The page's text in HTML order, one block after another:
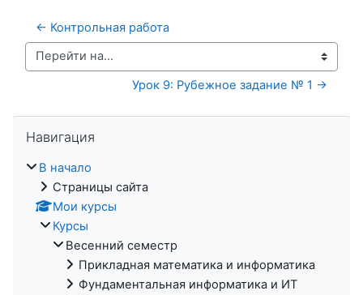
← Контрольная работа
Перейти на...
Урок 9: Рубежное задание № 1 →
Навигация
В начало
Страницы сайта
Мои курсы
Курсы
Весенний семестр
Прикладная математика и информатика
Фундаментальная информатика и ИТ